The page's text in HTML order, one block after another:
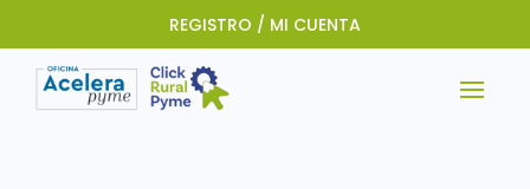
REGISTRO / MI CUENTA